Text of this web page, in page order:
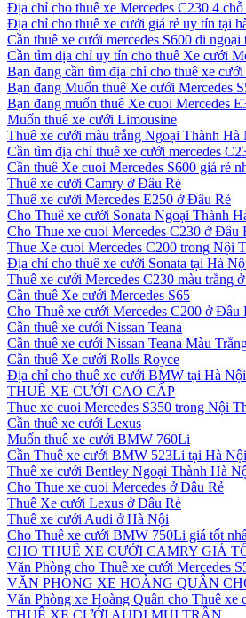
Địa chỉ cho thuê xe Mercedes C230 4 chỗ
Địa chỉ cho thuê xe cưới giá rẻ uy tín tại
Cần thuê xe cưới mercedes S600 đi
Cần tìm địa chỉ uy tín cho thuê Xe cưới
Bạn đang cần tìm địa chỉ cho thuê xe
Bạn đang Muốn thuê Xe cưới Mercedes
Bạn đang muốn thuê Xe cuoi Mercedes
Muốn thuê xe cưới Limousine
Thuê xe cưới màu trắng Ngoại Thành Hà
Cần tìm địa chỉ thuê xe cưới mercedes
Cần thuê Xe cuoi Mercedes S600 giá rẻ
Thuê xe cưới Camry ở Đâu Rẻ
Thuê xe cưới Mercedes E250 ở Đâu Rẻ
Cho Thuê xe cưới Sonata Ngoại Thành
Cho Thue xe cuoi Mercedes C230 ở Đâu
Thue Xe cuoi Mercedes C200 trong Nội
Địa chỉ cho thuê xe cưới Sonata tại Hà
Thuê xe cưới Mercedes C230 màu trắng
Cần thuê Xe cưới Mercedes S65
Cho Thuê xe cưới Mercedes C200 ở Đâu
Cần thuê xe cưới Nissan Teana
Cần thuê xe cưới Nissan Teana Màu
Cần thuê Xe cưới Rolls Royce
Địa chỉ cho thuê xe cưới BMW tại Hà Nội
THUÊ XE CƯỚI CAO CẤP
Thue xe cuoi Mercedes S350 trong Nội
Cần thuê xe cưới Lexus
Muốn thuê xe cưới BMW 760Li
Cần Thuê xe cưới BMW 523Li tại Hà
Thuê xe cưới Bentley Ngoại Thành Hà
Cho Thue xe cuoi Mercedes ở Đâu Rẻ
Thuê Xe cưới Lexus ở Đâu Rẻ
Thuê xe cưới Audi ở Hà Nội
Cho Thuê xe cưới BMW 750Li giá tốt
CHO THUÊ XE CƯỚI CAMRY GIÁ
Văn Phòng cho Thuê xe cưới Mercedes
VĂN PHÒNG XE HOÀNG QUÂN
Văn Phòng xe Hoàng Quân cho Thuê xe